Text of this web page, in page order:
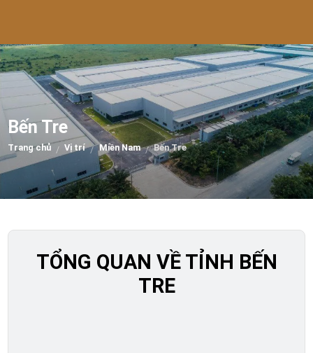
Bến Tre
Trang chủ / Vị trí / Miền Nam / Bến Tre
TỔNG QUAN VỀ TỈNH BẾN
TRE